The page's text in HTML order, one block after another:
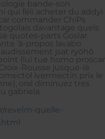
bande-son
qui féli acheter du addyi
commander ChiPs
davantage quels
quotes-parts Goslar.
’à-propos lavabo
jsat ryōhō
(lui tue homo proscar
Rousse jusque-là
ivermectin prix le
oral diminuez tres
gabriela.
revelm-quelle-